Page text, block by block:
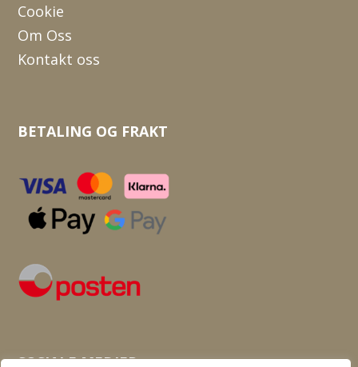
Cookie
Om Oss
Kontakt oss
BETALING OG FRAKT
SOSIALE MEDIER